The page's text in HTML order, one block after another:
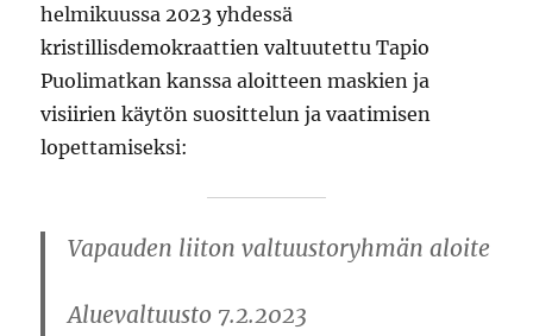
helmikuussa 2023 yhdessä
kristillisdemokraattien valtuutettu Tapio
Puolimatkan kanssa aloitteen maskien ja
visiirien käytön suosittelun ja vaatimisen
lopettamiseksi:
Vapauden liiton valtuustoryhmän aloite
Aluevaltuusto 7.2.2023